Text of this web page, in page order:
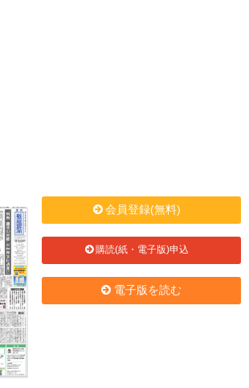
会員登録(無料)
購読(紙・電子版)申込
電子版を読む